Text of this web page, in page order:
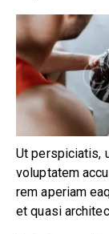
Ut perspiciatis,
voluptatem
rem aperiam
et quasi